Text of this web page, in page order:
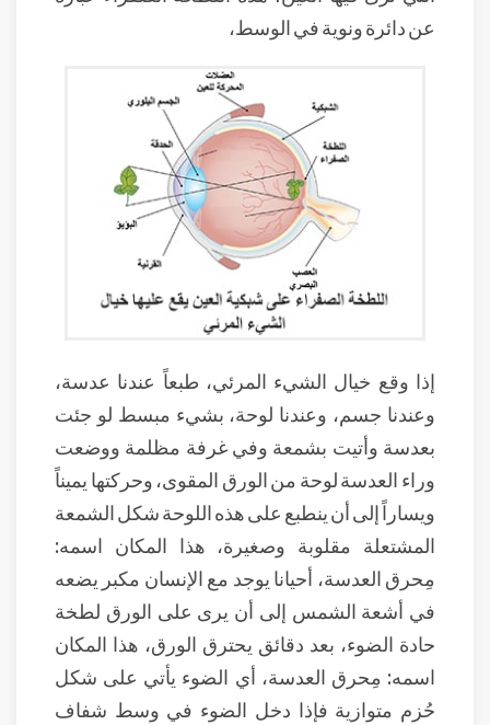
عن دائرة ونوية في الوسط،
إذا وقع خيال الشيء المرئي، طبعاً عندنا عدسة،
وعندنا جسم، وعندنا لوحة، بشيء مبسط لو جئت
بعدسة وأتيت بشمعة وفي غرفة مظلمة ووضعت
وراء العدسة لوحة من الورق المقوى، وحركتها يميناً
ويساراً إلى أن ينطبع على هذه اللوحة شكل الشمعة
المشتعلة مقلوبة وصغيرة، هذا المكان اسمه:
مِحرق العدسة، أحيانا يوجد مع الإنسان مكبر يضعه
في أشعة الشمس إلى أن يرى على الورق لطخة
حادة الضوء، بعد دقائق يحترق الورق، هذا المكان
اسمه: مِحرق العدسة، أي الضوء يأتي على شكل
حُزم متوازية فإذا دخل الضوء في وسط شفاف